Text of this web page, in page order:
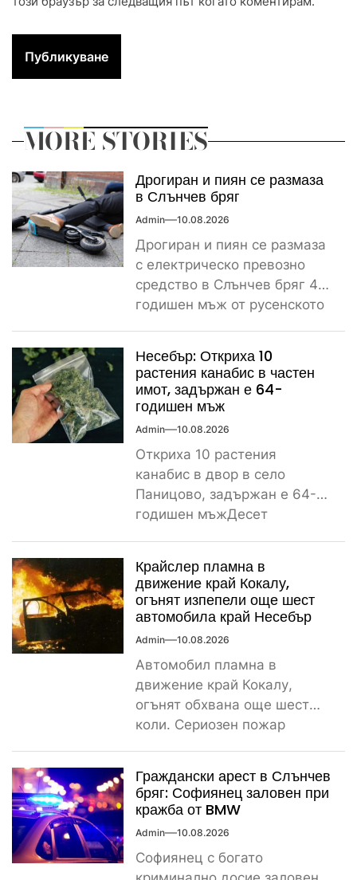
MORE STORIES
Дрогиран и пиян се размаза
в Слънчев бряг
Admin 10.08.2026
Дрогиран и пиян се размаза
с електрическо превозно
средство в Слънчев бряг 45-
годишен мъж от русенското
Несебър: Откриха 10
растения канабис в частен
имот, задържан е 64-
годишен мъж
Admin 10.08.2026
Откриха 10 растения
канабис в двор в село
Паницово, задържан е 64-
годишен мъжДесет
Крайслер пламна в
движение край Кокалу,
огънят изпепели още шест
автомобила край Несебър
Admin 10.08.2026
Автомобил пламна в
движение край Кокалу,
огънят обхвана още шест
коли. Сериозен пожар
Граждански арест в Слънчев
бряг: Софиянец заловен при
кражба от BMW
Admin 10.08.2026
Софиянец с богато